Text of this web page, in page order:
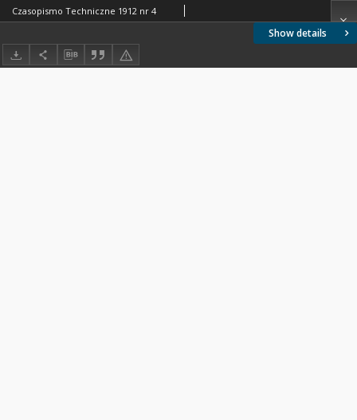
Show details
Czasopismo Techniczne 1912 nr 4